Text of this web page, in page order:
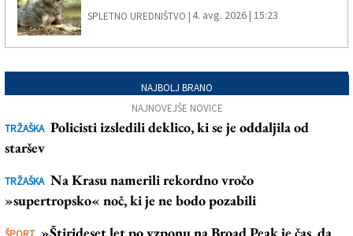
SPLETNO UREDNIŠTVO |4. avg. 2026 | 15:23
NAJBOLJ BRANO
NAJNOVEJŠE NOVICE
TRŽAŠKA Policisti izsledili deklico, ki se je oddaljila od
staršev
TRŽAŠKA Na Krasu namerili rekordno vročo
»supertropsko« noč, ki je ne bodo pozabili